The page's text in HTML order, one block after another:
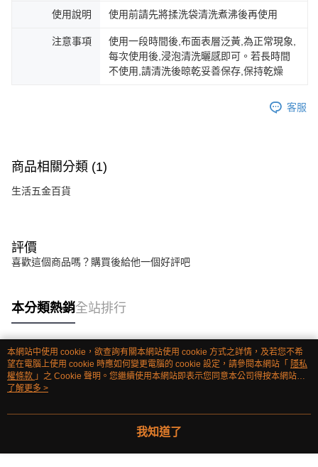
使用說明 使用前請先將揉洗袋清洗煮沸後再使用
注意事項
使用一段時間後,布面表層泛黃,為正常現象,
每次使用後,浸泡清洗曬感即可。若長時間
不使用,請清洗後晾乾妥善保存,保持乾燥
客服
商品相關分類 (1)
生活五金百貨
評價
喜歡這個商品嗎？購買後給他一個好評吧
本分類熱銷全站排行
熱門標籤
本網站中使用 cookie，欲查詢有關本網站使用 cookie 方式之詳情，及若您不希
望在電腦上使用 cookie 時應如何變更電腦的 cookie 設定，請參閱本網站「 隱私
權條款 」之 Cookie 聲明。您繼續使用本網站即表示您同意本公司得按本網站使
用條款之 Cookie 聲明使用 cookie。
了解更多 >
我知道了